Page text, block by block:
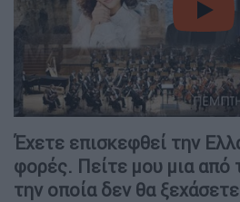
Έχετε επισκεφθεί την
φορές. Πείτε μου μια από
την οποία δεν θα